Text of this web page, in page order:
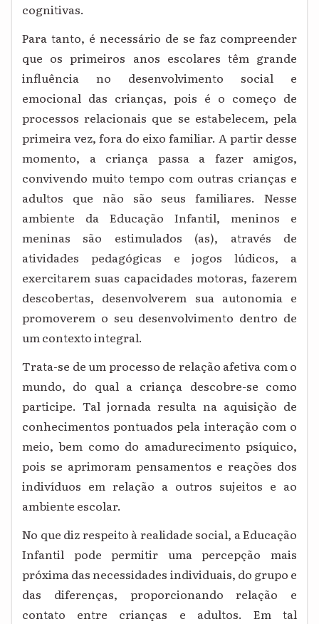
cognitivas.
Para tanto, é necessário de se faz compreender
que os primeiros anos escolares têm grande
influência no desenvolvimento social e
emocional das crianças, pois é o começo de
processos relacionais que se estabelecem, pela
primeira vez, fora do eixo familiar. A partir desse
momento, a criança passa a fazer amigos,
convivendo muito tempo com outras crianças e
adultos que não são seus familiares. Nesse
ambiente da Educação Infantil, meninos e
meninas são estimulados (as), através de
atividades pedagógicas e jogos lúdicos, a
exercitarem suas capacidades motoras, fazerem
descobertas, desenvolverem sua autonomia e
promoverem o seu desenvolvimento dentro de
um contexto integral.
Trata-se de um processo de relação afetiva com o
mundo, do qual a criança descobre-se como
participe. Tal jornada resulta na aquisição de
conhecimentos pontuados pela interação com o
meio, bem como do amadurecimento psíquico,
pois se aprimoram pensamentos e reações dos
indivíduos em relação a outros sujeitos e ao
ambiente escolar.
No que diz respeito à realidade social, a Educação
Infantil pode permitir uma percepção mais
próxima das necessidades individuais, do grupo e
das diferenças, proporcionando relação e
contato entre crianças e adultos. Em tal